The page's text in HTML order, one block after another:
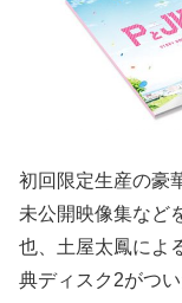
初回限定生産の豪
未公開映像集など
也、土屋太鳳によ
典ディスク2がつ